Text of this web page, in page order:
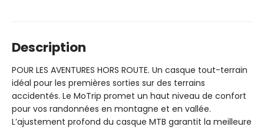
Description
POUR LES AVENTURES HORS ROUTE. Un casque tout-terrain
idéal pour les premières sorties sur des terrains
accidentés. Le MoTrip promet un haut niveau de confort
pour vos randonnées en montagne et en vallée.
L’ajustement profond du casque MTB garantit la meilleure